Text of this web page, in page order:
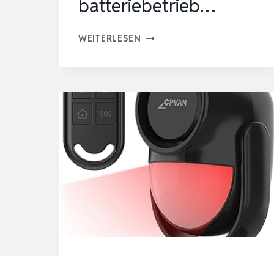
batteriebetrieb…
WEITERLESEN FAHRRAD
ALARM
FERNBEDIENUNG,
WASSERDICHTE
VIBRATION
AUSGELÖST
BATTERIEBETRIEB…